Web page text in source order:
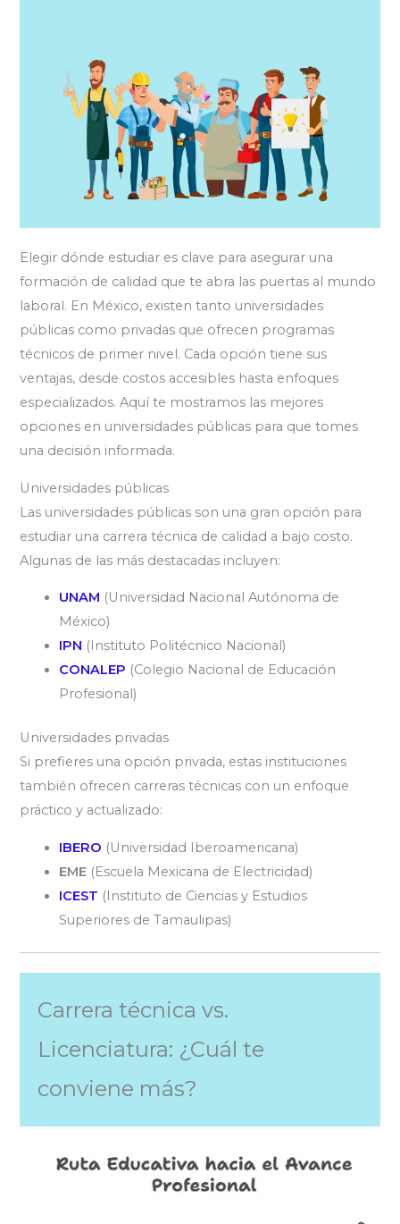
Elegir dónde estudiar es clave para asegurar una
formación de calidad que te abra las puertas al mundo
laboral. En México, existen tanto universidades
públicas como privadas que ofrecen programas
técnicos de primer nivel. Cada opción tiene sus
ventajas, desde costos accesibles hasta enfoques
especializados. Aquí te mostramos las mejores
opciones en universidades públicas para que tomes
una decisión informada.
Universidades públicas
Las universidades públicas son una gran opción para
estudiar una carrera técnica de calidad a bajo costo.
Algunas de las más destacadas incluyen:
UNAM (Universidad Nacional Autónoma de
México)
IPN (Instituto Politécnico Nacional)
CONALEP (Colegio Nacional de Educación
Profesional)
Universidades privadas
Si prefieres una opción privada, estas instituciones
también ofrecen carreras técnicas con un enfoque
práctico y actualizado:
IBERO (Universidad Iberoamericana)
EME (Escuela Mexicana de Electricidad)
ICEST (Instituto de Ciencias y Estudios
Superiores de Tamaulipas)
Carrera técnica vs.
Licenciatura: ¿Cuál te
conviene más?